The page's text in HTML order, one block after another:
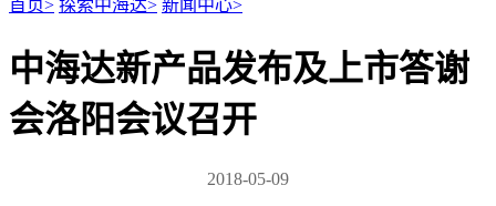
首页> 探索中海达> 新闻中心>
中海达新产品发布及上市答谢
会洛阳会议召开
2018-05-09